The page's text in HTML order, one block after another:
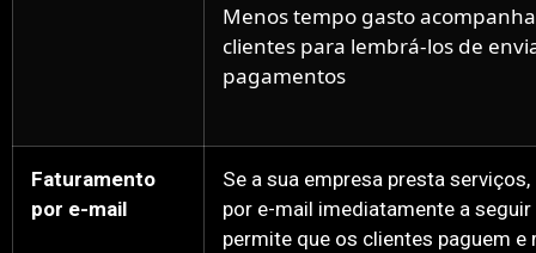
Menos tempo gasto
clientes para lembrá-los de
pagamentos
Faturamento
por e-mail
Se a sua empresa presta
por e-mail imediatamente a
permite que os clientes paguem e